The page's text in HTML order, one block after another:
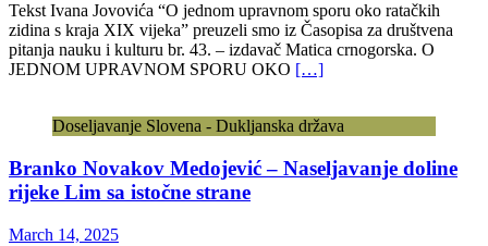
Tekst Ivana Jovovića “O jednom upravnom sporu oko ratačkih
zidina s kraja XIX vijeka” preuzeli smo iz Časopisa za društvena
pitanja nauku i kulturu br. 43. – izdavač Matica crnogorska. O
JEDNOM UPRAVNOM SPORU OKO […]
Doseljavanje Slovena - Dukljanska država
Branko Novakov Medojević – Naseljavanje doline
rijeke Lim sa istočne strane
March 14, 2025